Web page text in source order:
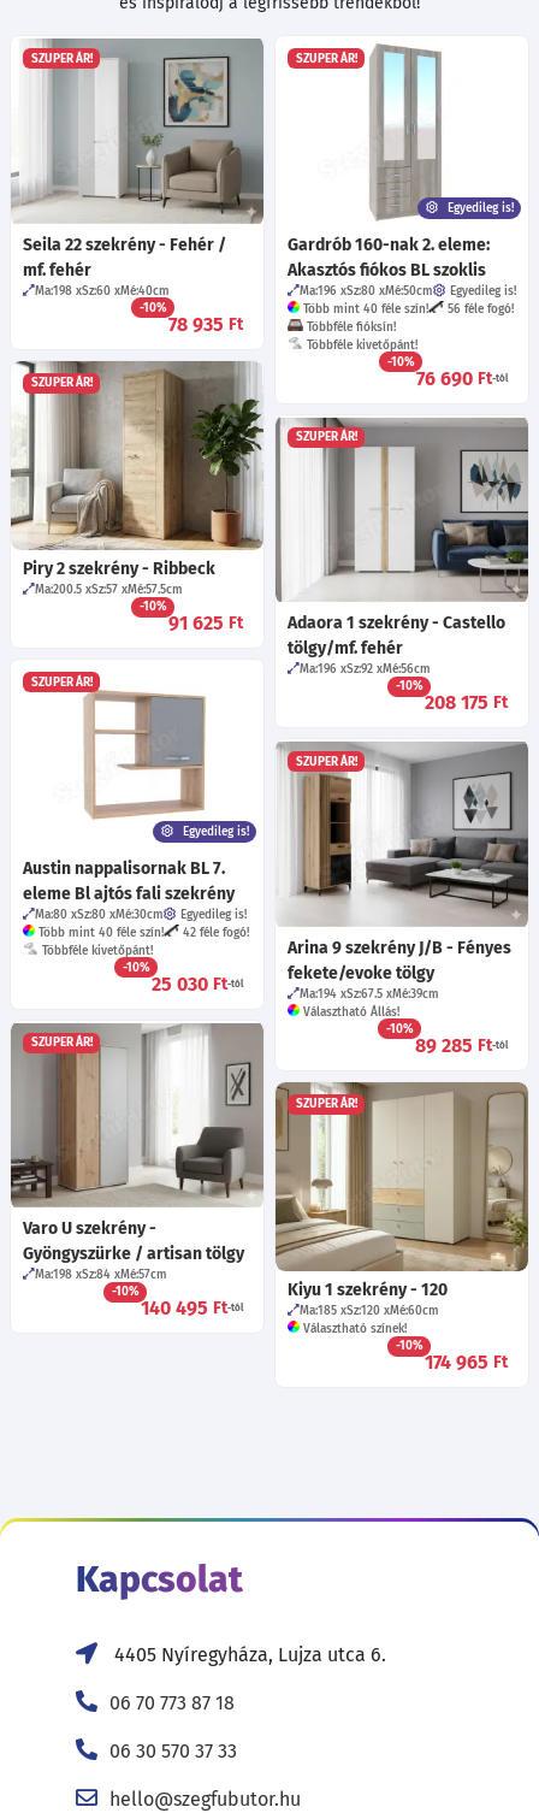
SZUPER ÁR!
Seila 22 szekrény - Fehér /
mf. fehér
Ma:198 Sz:60 Mé:40cm
-10%
78 935 Ft
SZUPER ÁR!
Egyedileg is!
Gardrób 160-nak 2. eleme:
Akasztós fiókos BL szoklis
Ma:196 Sz:80 Mé:50cm
Egyedileg is!
Több mint 40 féle szín!
56 féle fogó!
Többféle fióksín!
Többféle kivetőpánt!
-10%
76 690 Ft-tól
SZUPER ÁR!
Piry 2 szekrény - Ribbeck
Ma:200.5 Sz:57 Mé:57.5cm
-10%
91 625 Ft
SZUPER ÁR!
Adaora 1 szekrény - Castello
tölgy/mf. fehér
Ma:196 Sz:92 Mé:56cm
-10%
208 175 Ft
SZUPER ÁR!
Egyedileg is!
Austin nappalisornak BL 7.
eleme Bl ajtós fali szekrény
Ma:80 Sz:80 Mé:30cm
Egyedileg is!
Több mint 40 féle szín!
42 féle fogó!
Többféle kivetőpánt!
-10%
25 030 Ft-tól
SZUPER ÁR!
Arina 9 szekrény J/B - Fényes
fekete/evoke tölgy
Ma:194 Sz:67.5 Mé:39cm
Választható Állás!
-10%
89 285 Ft-tól
SZUPER ÁR!
Varo U szekrény -
Gyöngyszürke / artisan tölgy
Ma:198 Sz:84 Mé:57cm
-10%
140 495 Ft-tól
SZUPER ÁR!
Kiyu 1 szekrény - 120
Ma:185 Sz:120 Mé:60cm
Választható színek!
-10%
174 965 Ft
Kapcsolat
4405 Nyíregyháza, Lujza utca 6.
06 70 773 87 18
06 30 570 37 33
hello@szegfubutor.hu